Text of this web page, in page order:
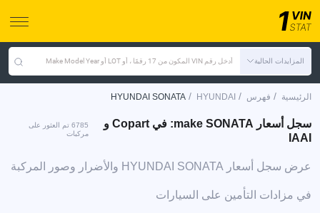
المزايدات الحالية أدخل رقم VIN المكون من 17 رقمًا ، أو LOT أو Make Model Year
الرئيسية / فهرس /
HYUNDAI
/
HYUNDAI SONATA
سجل أسعار make SONATA: في Copart و
IAAI
6785 تم العثور على
مركبات
عرض سجل أسعار HYUNDAI SONATA والأضرار وصور المركبة
في مزادات التأمين على السيارات